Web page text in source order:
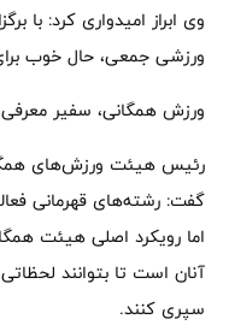
وی ابراز امیدواری کرد: با
ورزشی جمعی، حال خوب
ورزش همگانی، سفیر
رئیس هیئت ورزش‌های
گفت: رشته‌های قهرمانی
اما رویکرد اصلی هیئت
آنان است تا بتوانند
سپری کنند.